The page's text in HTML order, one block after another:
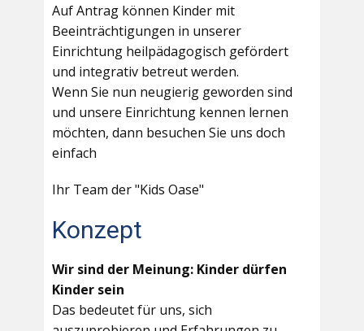
Auf Antrag können Kinder mit
Beeinträchtigungen in unserer
Einrichtung heilpädagogisch gefördert
und integrativ betreut werden.
Wenn Sie nun neugierig geworden sind
und unsere Einrichtung kennen lernen
möchten, dann besuchen Sie uns doch
einfach
Ihr Team der "Kids Oase"
Konzept
Wir sind der Meinung: Kinder dürfen
Kinder sein
Das bedeutet für uns, sich